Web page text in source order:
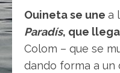
Ouineta se une a
Paradís, que
Colom – que se
dando forma a un